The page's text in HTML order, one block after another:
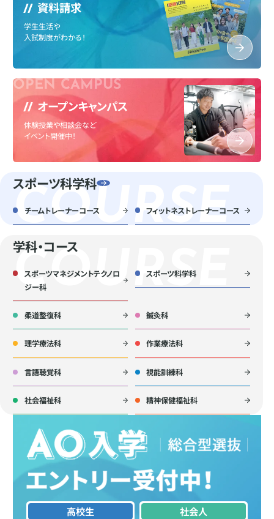
資料請求
学生生活や
入試制度がわかる！
オープンキャンパス
体験授業や相談会など
イベント開催中！
スポーツ科学科
チームトレーナーコース フィットネストレーナーコース
学科・コース
スポーツマネジメントテクノロ
ジー科
スポーツ科学科
柔道整復科 鍼灸科
理学療法科 作業療法科
言語聴覚科 視能訓練科
社会福祉科 精神保健福祉科
高校生 社会人